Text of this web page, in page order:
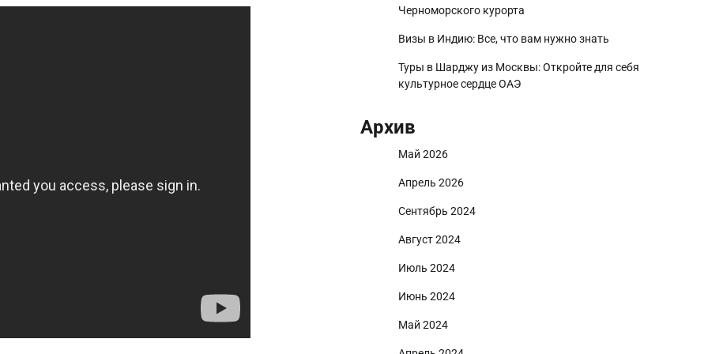
Черноморского курорта
Визы в Индию: Все, что вам нужно знать
Туры в Шарджу из Москвы: Откройте для себя
культурное сердце ОАЭ
Архив
Май 2026
Апрель 2026
Сентябрь 2024
Август 2024
Июль 2024
Июнь 2024
Май 2024